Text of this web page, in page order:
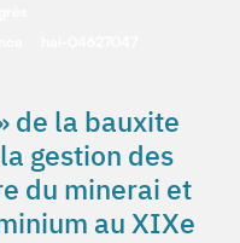
de la bauxite
gestion des
du minerai et
au XIXe